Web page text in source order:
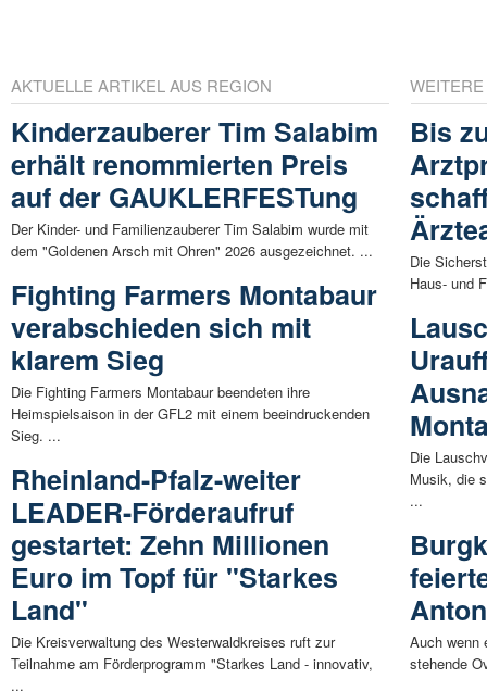
AKTUELLE ARTIKEL AUS REGION
Kinderzauberer Tim Salabim
erhält renommierten Preis
auf der GAUKLERFESTung
Der Kinder- und Familienzauberer Tim Salabim wurde mit
dem "Goldenen Arsch mit Ohren" 2026 ausgezeichnet. ...
Fighting Farmers Montabaur
verabschieden sich mit
klarem Sieg
Die Fighting Farmers Montabaur beendeten ihre
Heimspielsaison in der GFL2 mit einem beeindruckenden
Sieg. ...
Rheinland-Pfalz-weiter
LEADER-Förderaufruf
gestartet: Zehn Millionen
Euro im Topf für "Starkes
Land"
Die Kreisverwaltung des Westerwaldkreises ruft zur
Teilnahme am Förderprogramm "Starkes Land - innovativ,
...
Bis
Die
Haus- und
Die
Musik, die
...
Auch wenn
stehende